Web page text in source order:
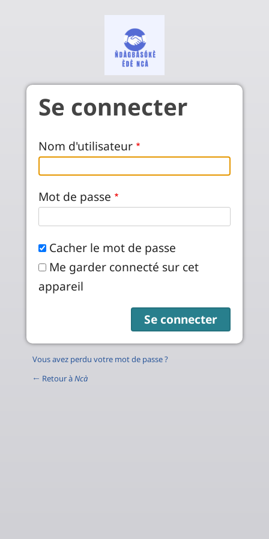
Se connecter
Nom d'utilisateur
Mot de passe
Cacher le mot de passe
Me garder connecté sur cet
appareil
Vous avez perdu votre mot de passe ?
← Retour àNcà